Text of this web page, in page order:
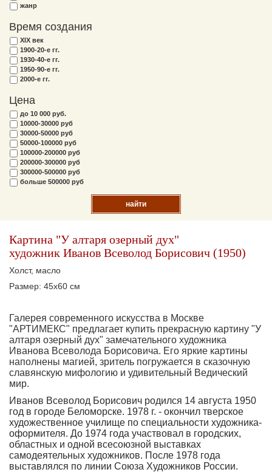
жанр
Время создания
XIX век
1900-20-е гг.
1930-40-е гг.
1950-90-е гг.
2000-е гг.
Цена
до 10 000 руб.
10000-30000 руб
30000-50000 руб
50000-100000 руб
100000-200000 руб
200000-300000 руб
300000-500000 руб
больше 500000 руб
найти
Картина "У алтаря озерный дух"
художник Иванов Всеволод Борисович (1950)
Холст, масло
Размер: 45х60 см
Галерея современного искусства в Москве
"АРТИМЕКС" предлагает купить прекрасную картину "У
алтаря озерный дух" замечательного художника
Иванова Всеволода Борисовича. Его яркие картины
наполнены магией, зритель погружается в сказочную
славянскую мифологию и удивительный Ведический
мир.
Иванов Всеволод Борисович родился 14 августа 1950
год в городе Беломорске. 1978 г. - окончил тверское
художественное училище по специальности художника-
оформителя. До 1974 года участвовал в городских,
областных и одной всесоюзной выставках
самодеятельных художников. После 1978 года
выставлялся по линии Союза Художников России.